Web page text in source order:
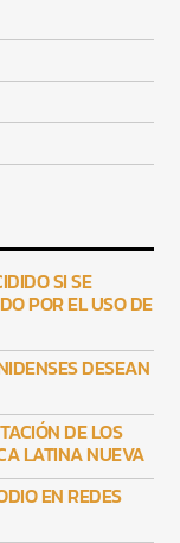
SI SE
POR EL USO DE
DESEAN
DE LOS
LATINA NUEVA
EN REDES